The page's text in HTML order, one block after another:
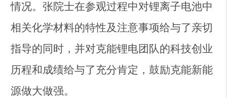
情况。张院士在参观过程中对锂离子电池中
相关化学材料的特性及注意事项给与了亲切
指导的同时，并对克能锂电团队的科技创业
历程和成绩给与了充分肯定，鼓励克能新能
源做大做强。